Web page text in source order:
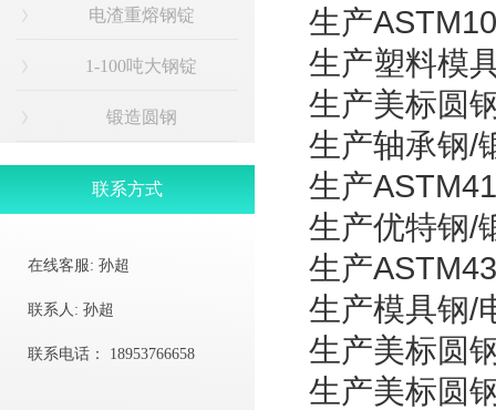
电渣重熔钢锭
1-100吨大钢锭
锻造圆钢
联系方式
在线客服: 孙超
联系人: 孙超
联系电话： 18953766658
生产
生产塑料模
生产美标圆
生产轴承钢/
生产
生产优特钢/
生产
生产模具钢/
生产美标圆
生产美标圆